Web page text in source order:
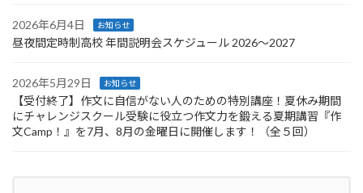
2026年6月4日 お知らせ
昼夜間定時制高校 年間説明会スケジュール 2026〜2027
2026年5月29日 お知らせ
【受付終了】作文に自信がない人のための特別講座！夏休み期間
にチャレンジスクール受験に役立つ作文力を鍛える夏期講習『作
文Camp！』を7月、8月の金曜日に開催します！（全５回）